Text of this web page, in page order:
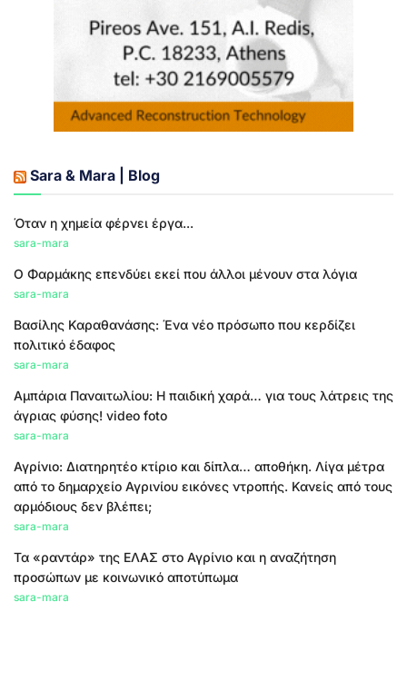
Sara & Mara | Blog
Όταν η χημεία φέρνει έργα...
sara-mara
Ο Φαρμάκης επενδύει εκεί που άλλοι μένουν στα λόγια
sara-mara
Βασίλης Καραθανάσης: Ένα νέο πρόσωπο που κερδίζει
πολιτικό έδαφος
sara-mara
Αμπάρια Παναιτωλίου: Η παιδική χαρά… για τους λάτρεις της
άγριας φύσης! video foto
sara-mara
Αγρίνιο: Διατηρητέο κτίριο και δίπλα… αποθήκη. Λίγα μέτρα
από το δημαρχείο Αγρινίου εικόνες ντροπής. Κανείς από τους
αρμόδιους δεν βλέπει;
sara-mara
Τα «ραντάρ» της ΕΛΑΣ στο Αγρίνιο και η αναζήτηση
προσώπων με κοινωνικό αποτύπωμα
sara-mara